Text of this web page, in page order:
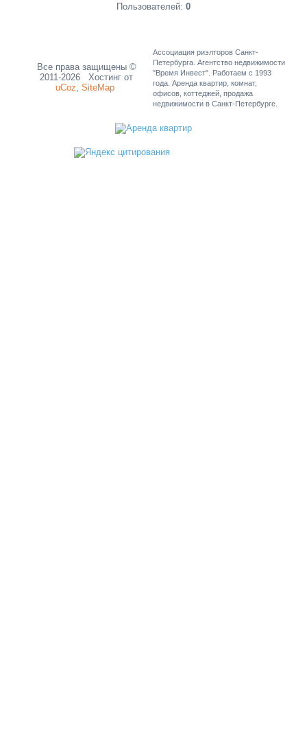
Пользователей: 0
Все права защищены ©
2011-2026 Хостинг от
uCoz SiteMap
Ассоциация риэлторов Санкт-
Петербурга. Агентство недвижимости
"Время Инвест". Работаем с 1993
года. Аренда квартир, комнат,
офисов, коттеджей, продажа
недвижимости в Санкт-Петербурге.